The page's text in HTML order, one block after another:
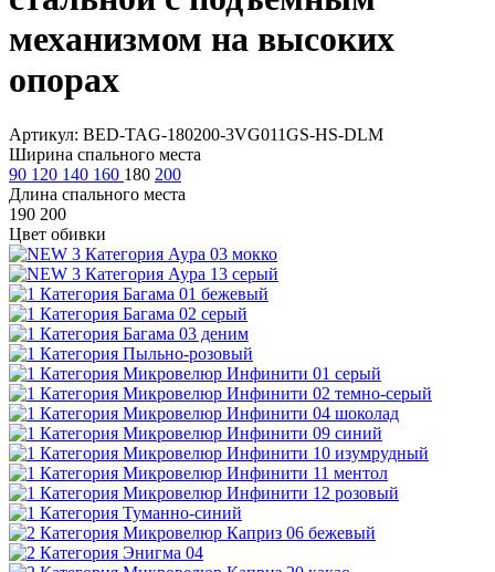
механизмом на высоких
опорах
Артикул: BED-TAG-180200-3VG011GS-HS-DLM
Ширина спального места
90 120 140 160 180 200
Длина спального места
190 200
Цвет обивки